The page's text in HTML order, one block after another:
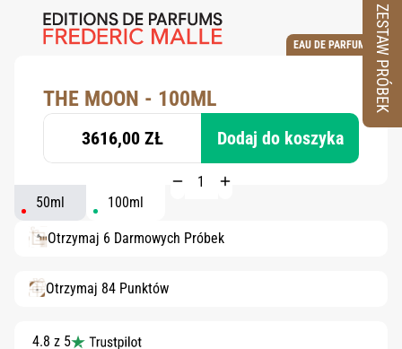
EAU DE PARFUM
THE MOON - 100ML
3616,00 ZŁ Dodaj do koszyka
50ml 100ml
Otrzymaj 6 Darmowych Próbek
Otrzymaj 84 Punktów
4.8 z 5
ZESTAW PRÓBEK